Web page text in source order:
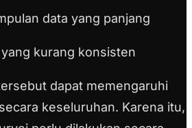
data yang panjang
kurang konsisten
dapat memengaruhi
keseluruhan. Karena itu,